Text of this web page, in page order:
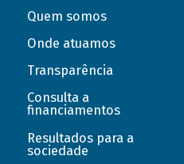
Quem somos
Onde atuamos
Transparência
Consulta a
financiamentos
Resultados para a
sociedade